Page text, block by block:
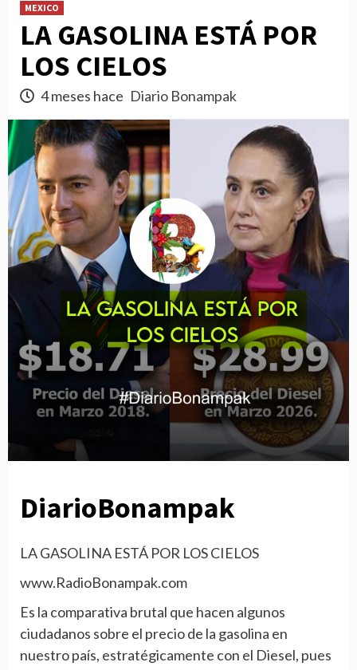
MEXICO
LA GASOLINA ESTÁ POR
LOS CIELOS
4 meses hace Diario Bonampak
DiarioBonampak
LA GASOLINA ESTÁ POR LOS CIELOS
www.RadioBonampak.com
Es la comparativa brutal que hacen algunos
ciudadanos sobre el precio de la gasolina en
nuestro país, estratégicamente con el Diesel, pues